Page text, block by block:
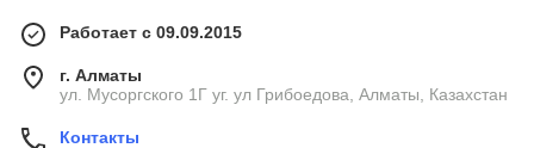
Работает с 09.09.2015
г. Алматы
ул. Мусоргского 1Г уг. ул Грибоедова, Алматы, Казахстан
Контакты